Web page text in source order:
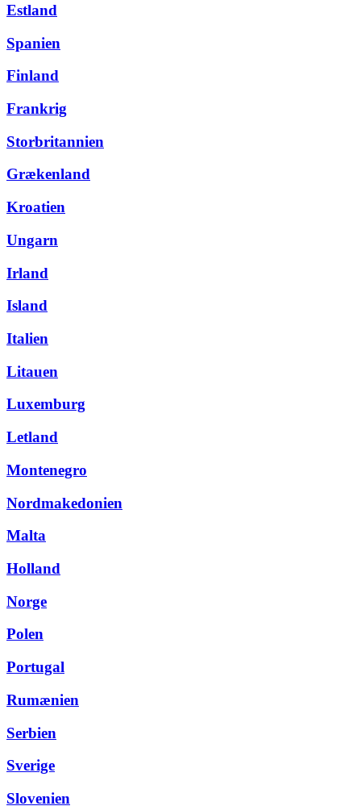
Estland
Spanien
Finland
Frankrig
Storbritannien
Grækenland
Kroatien
Ungarn
Irland
Island
Italien
Litauen
Luxemburg
Letland
Montenegro
Nordmakedonien
Malta
Holland
Norge
Polen
Portugal
Rumænien
Serbien
Sverige
Slovenien